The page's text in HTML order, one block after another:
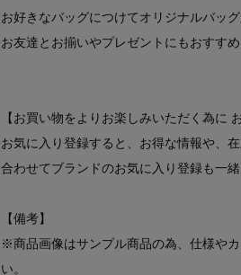
お好きなバッグにつけてオリジナルバッ
お友達とお揃いやプレゼントにもおすすめ
【お買い物をよりお楽しみいただく為に
お気に入り登録すると、お得な情報や、
合わせてブランドのお気に入り登録も一
【備考】
※商品画像はサンプル商品の為、仕様や
い。